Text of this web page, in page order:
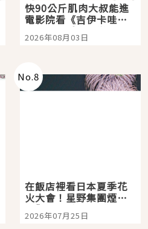
快90公斤肌肉大叔能進
電影院看《吉伊卡哇》
嗎？日本重金屬樂團
「打首」會長與nagano
2026年08月03日
No.8
在飯店裡看日本夏季花
火大會！星野集團煙火
景觀飯店6選，讓你不用
人擠人悠閒欣賞
2026年07月25日